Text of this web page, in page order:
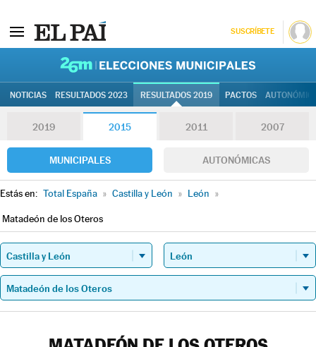
SUSCRÍBETE
NOTICIAS RESULTADOS 2023 RESULTADOS 2019 PACTOS
2019 2015 2011 2007
MUNICIPALES AUTONÓMICAS
Estás en: Total España » Castilla y León » León »
Matadeón de los Oteros